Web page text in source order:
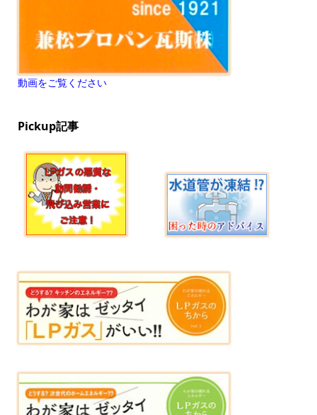
動画をご覧ください
Pickup記事